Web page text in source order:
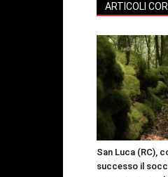
ARTICOLI
San Luca (RC),
successo il